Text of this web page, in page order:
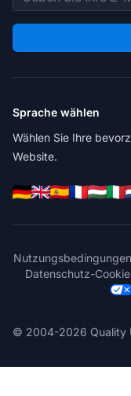
Sprache wählen
Wählen Sie Ihre
Website.
Nutzungsbedingungen
Datenschutz-
© 2004-2026 Quality